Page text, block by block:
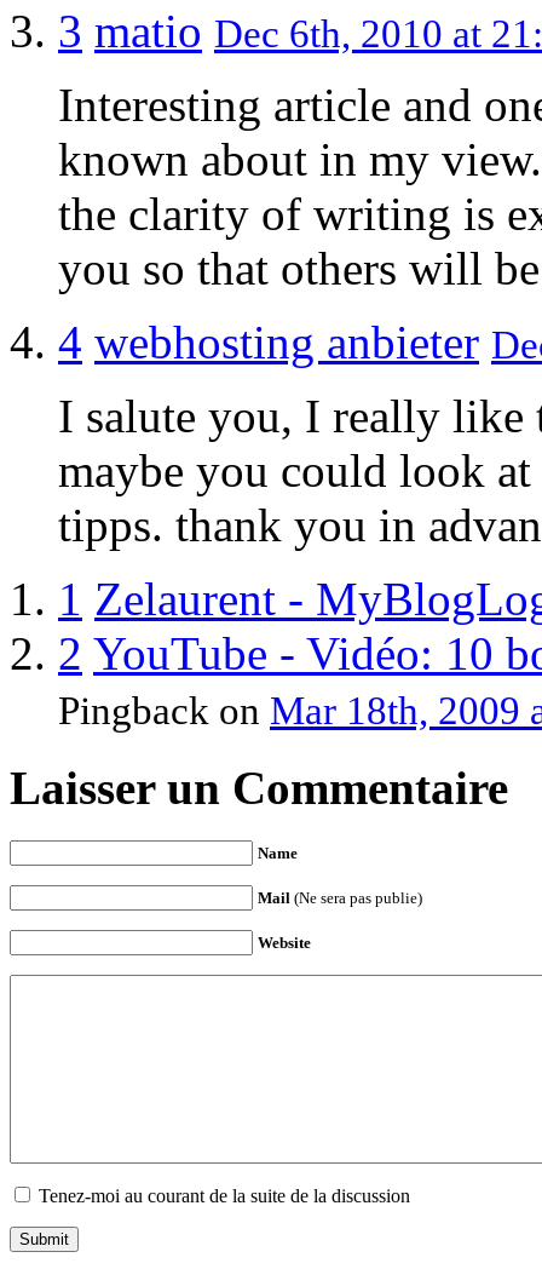
3 matio Dec 6th, 2010 at
Interesting article and
known about in my
the clarity of writing is
you so that others will
4 webhosting anbieter
I salute you, I really
maybe you could look at
tipps. thank you in
1 Zelaurent -
2 YouTube - Vidéo: 10
Pingback on Mar 18th, 2009
Laisser un Commentaire
Name
Mail (Ne sera pas publie)
Website
Tenez-moi au courant de la suite de la discussion